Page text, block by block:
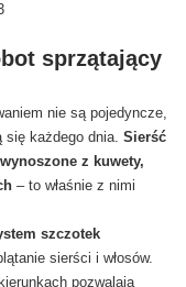
sprzątający
nie są pojedyncze,
się każdego dnia. Sierść
z kuwety,
– to właśnie z nimi
szczotek
sierści i włosów.
pozwalają